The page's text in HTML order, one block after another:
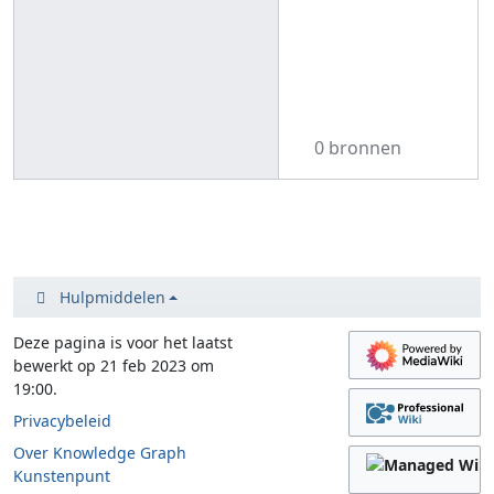
0 bronnen
Hulpmiddelen
Deze pagina is voor het laatst
bewerkt op 21 feb 2023 om
19:00.
Privacybeleid
Over Knowledge Graph
Kunstenpunt